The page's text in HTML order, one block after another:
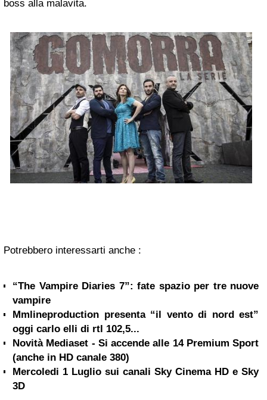
boss alla malavita.
Potrebbero interessarti anche :
“The Vampire Diaries 7”: fate spazio per tre nuove
vampire
Mmlineproduction presenta “il vento di nord est”
oggi carlo elli di rtl 102,5...
Novità Mediaset - Si accende alle 14 Premium Sport
(anche in HD canale 380)
Mercoledi 1 Luglio sui canali Sky Cinema HD e Sky
3D